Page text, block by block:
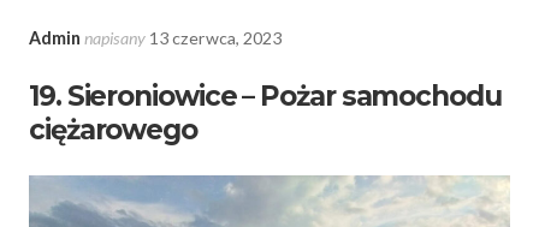
Admin napisany 13 czerwca, 2023
19. Sieroniowice – Pożar samochodu
ciężarowego